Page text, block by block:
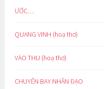
ƯỚC…
QUANG VINH (hoạ thơ)
VÀO THU (hoạ thơ)
CHUYẾN BAY NHÂN ĐẠO